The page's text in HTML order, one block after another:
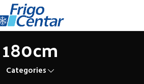
180cm
Categories